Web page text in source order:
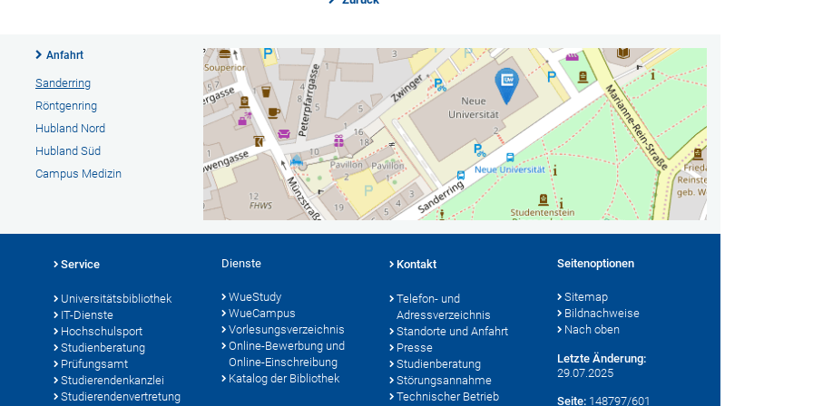
Anfahrt
Sanderring
Röntgenring
Hubland Nord
Hubland Süd
Campus Medizin
Service
Universitätsbibliothek
IT-Dienste
Hochschulsport
Studienberatung
Prüfungsamt
Studierendenkanzlei
Studierendenvertretung
Dienste
WueStudy
WueCampus
Vorlesungsverzeichnis
Online-Bewerbung und
Online-Einschreibung
Katalog der Bibliothek
Kontakt
Telefon- und
Adressverzeichnis
Standorte und Anfahrt
Presse
Studienberatung
Störungsannahme
Technischer Betrieb
Seitenoptionen
Sitemap
Bildnachweise
Nach oben
Letzte Änderung:
29.07.2025
Seite: 148797/601